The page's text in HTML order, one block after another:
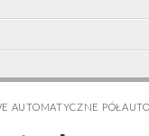
AUTOMATYCZNE